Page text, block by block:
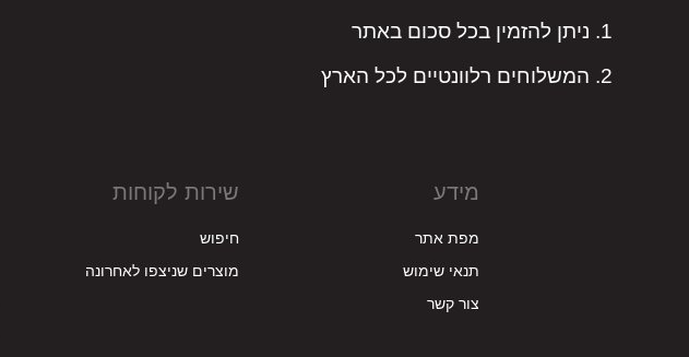
ניתן להזמין בכל סכום באתר
המשלוחים רלוונטיים לכל הארץ
מידע
מפת אתר
תנאי שימוש
צור קשר
שירות לקוחות
חיפוש
מוצרים שניצפו לאחרונה